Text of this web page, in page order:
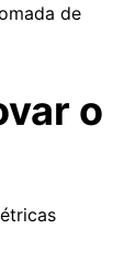
de
o